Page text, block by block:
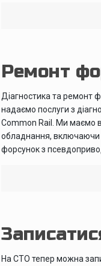
Ремонт
Діагностика та ремонт
надаємо послуги з
Common Rail. Ми маємо
обладнання, включаючи
форсунок з
На СТО тепер можна